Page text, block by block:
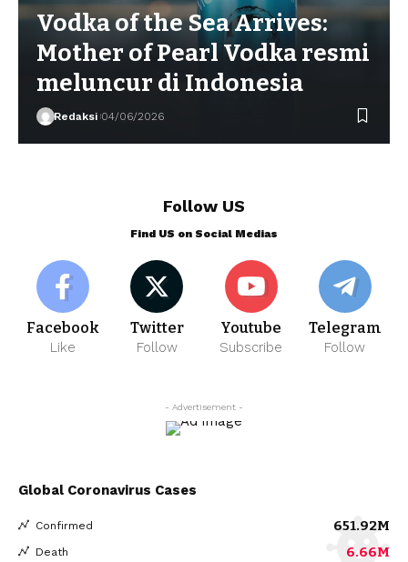
Vodka of the Sea Arrives:
Mother of Pearl Vodka resmi
meluncur di Indonesia
Redaksi 04/06/2026
Follow US
Find US on Social Medias
Facebook
Like
Twitter
Follow
Youtube
Subscribe
Telegram
Follow
- Advertisement -
Global Coronavirus Cases
Confirmed 651.92M
Death 6.66M